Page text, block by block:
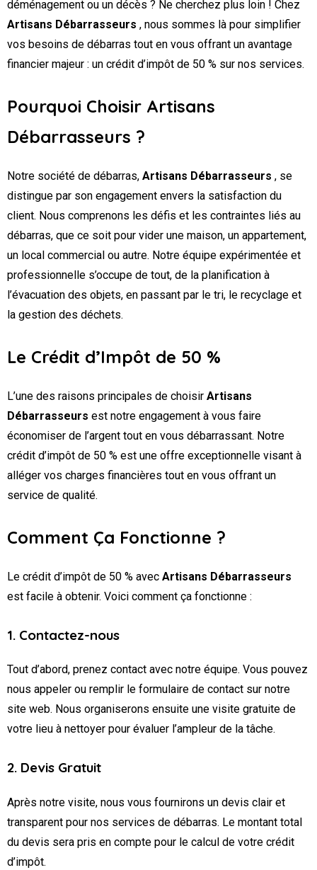
déménagement ou un décès ? Ne cherchez plus loin ! Chez
Artisans Débarrasseurs , nous sommes là pour simplifier
vos besoins de débarras tout en vous offrant un avantage
financier majeur : un crédit d’impôt de 50 % sur nos services.
Pourquoi Choisir Artisans
Débarrasseurs ?
Notre société de débarras, Artisans Débarrasseurs , se
distingue par son engagement envers la satisfaction du
client. Nous comprenons les défis et les contraintes liés au
débarras, que ce soit pour vider une maison, un appartement,
un local commercial ou autre. Notre équipe expérimentée et
professionnelle s’occupe de tout, de la planification à
l’évacuation des objets, en passant par le tri, le recyclage et
la gestion des déchets.
Le Crédit d’Impôt de 50 %
L’une des raisons principales de choisir Artisans
Débarrasseurs est notre engagement à vous faire
économiser de l’argent tout en vous débarrassant. Notre
crédit d’impôt de 50 % est une offre exceptionnelle visant à
alléger vos charges financières tout en vous offrant un
service de qualité.
Comment Ça Fonctionne ?
Le crédit d’impôt de 50 % avec Artisans Débarrasseurs
est facile à obtenir. Voici comment ça fonctionne :
1. Contactez-nous
Tout d’abord, prenez contact avec notre équipe. Vous pouvez
nous appeler ou remplir le formulaire de contact sur notre
site web. Nous organiserons ensuite une visite gratuite de
votre lieu à nettoyer pour évaluer l’ampleur de la tâche.
2. Devis Gratuit
Après notre visite, nous vous fournirons un devis clair et
transparent pour nos services de débarras. Le montant total
du devis sera pris en compte pour le calcul de votre crédit
d’impôt.